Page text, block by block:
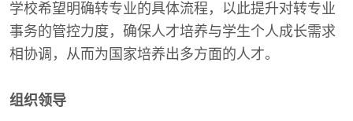
学校希望明确转专业的具体流程，以此提升对转专业
事务的管控力度，确保人才培养与学生个人成长需求
相协调，从而为国家培养出多方面的人才。
组织领导